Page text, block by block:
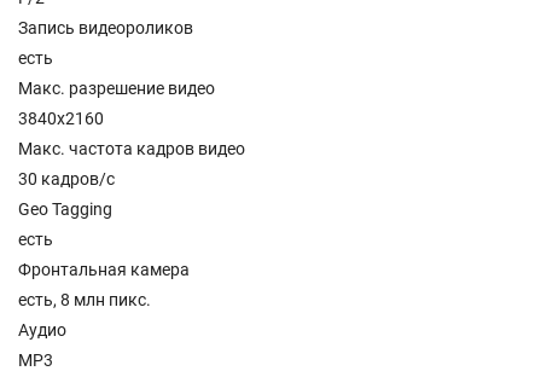
Запись видеороликов
есть
Макс. разрешение видео
3840x2160
Макс. частота кадров видео
30 кадров/с
Geo Tagging
есть
Фронтальная камера
есть, 8 млн пикс.
Аудио
MP3